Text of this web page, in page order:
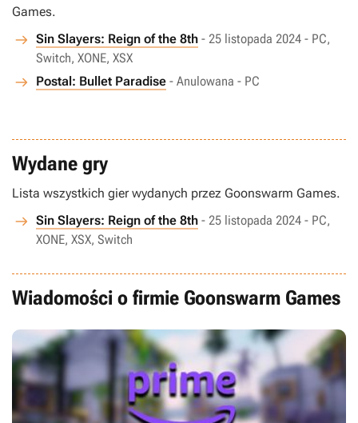
Games.
Sin Slayers: Reign of the 8th - 25 listopada 2024 - PC,
Switch, XONE, XSX
Postal: Bullet Paradise - Anulowana - PC
Wydane gry
Lista wszystkich gier wydanych przez Goonswarm Games.
Sin Slayers: Reign of the 8th - 25 listopada 2024 - PC,
XONE, XSX, Switch
Wiadomości o firmie Goonswarm Games